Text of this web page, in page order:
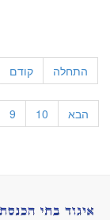
התחלה קודם
9 10 הבא